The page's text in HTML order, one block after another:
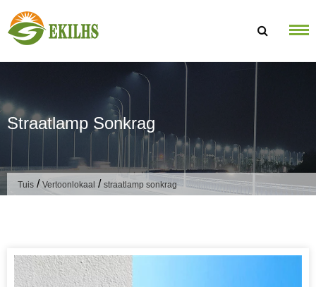
Straatlamp Sonkrag
Tuis / Vertoonlokaal / straatlamp sonkrag